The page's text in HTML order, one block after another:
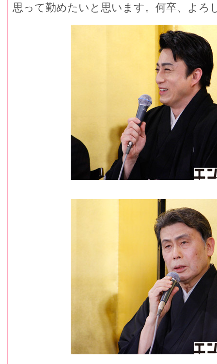
思って勤めたいと思います。何卒、よろ